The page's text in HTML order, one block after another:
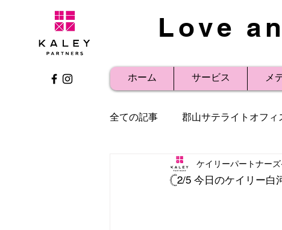
Love
ホーム サービス メ
全ての記事 郡山サテライトオフィ
社内研修 事例紹介 プレ
𓊆2/5 今日のケイリー白
ケイリーパートナーズ